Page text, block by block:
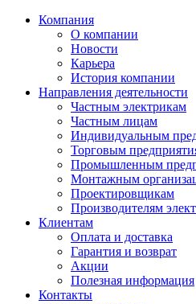
Компания
О компании
Новости
Карьера
История компании
Направления деятельности
Частным электрикам
Частным лицам
Индивидуальным
Торговым
Промышленным
Монтажным
Проектировщикам
Производителям
Клиентам
Оплата и доставка
Гарантия и возврат
Акции
Полезная информация
Контакты